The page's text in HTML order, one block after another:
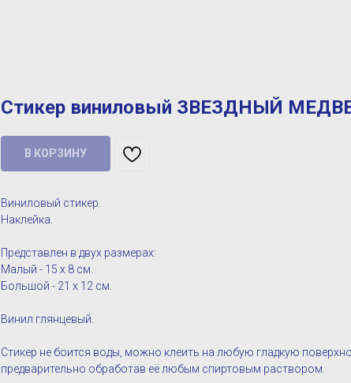
Стикер виниловый ЗВЕЗДНЫЙ
В КОРЗИНУ
Виниловый стикер.
Наклейка.
Представлен в двух размерах:
Малый - 15 х 8 см.
Большой - 21 х 12 см.
Винил глянцевый.
Стикер не боится воды, можно клеить на любую гладкую
предварительно обработав её любым спиртовым раствором.